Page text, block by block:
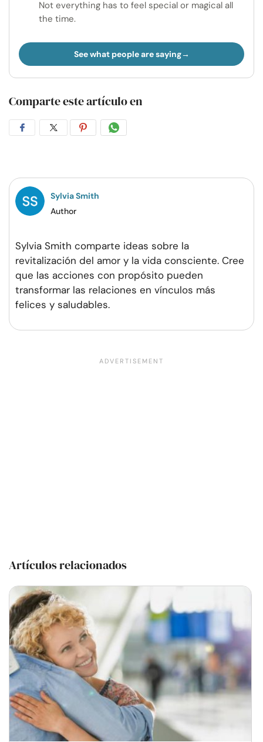
Not everything has to feel special or magical all
the time.
See what people are saying
Comparte este artículo en
CompartirCompartirCompartirCompartir
Sylvia Smith
Author
Sylvia Smith comparte ideas sobre la
revitalización del amor y la vida consciente. Cree
que las acciones con propósito pueden
transformar las relaciones en vínculos más
felices y saludables.
Artículos relacionados